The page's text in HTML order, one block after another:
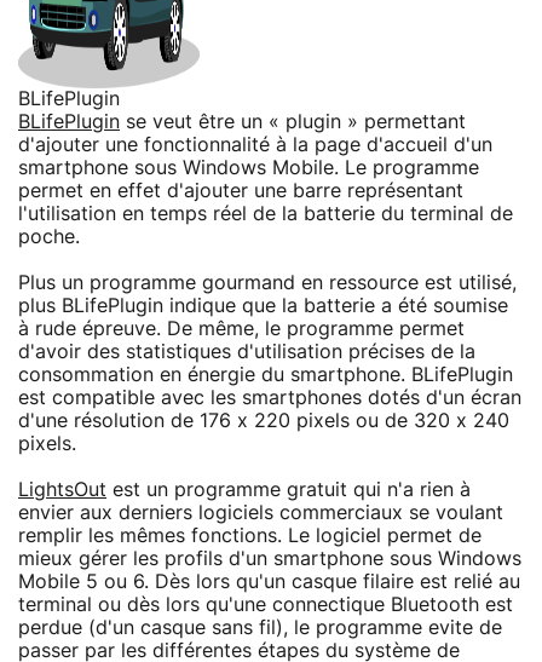
BLifePlugin
BLifePlugin se veut être un « plugin » permettant
d'ajouter une fonctionnalité à la page d'accueil d'un
smartphone sous Windows Mobile. Le programme
permet en effet d'ajouter une barre représentant
l'utilisation en temps réel de la batterie du terminal de
poche.
Plus un programme gourmand en ressource est utilisé,
plus BLifePlugin indique que la batterie a été soumise
à rude épreuve. De même, le programme permet
d'avoir des statistiques d'utilisation précises de la
consommation en énergie du smartphone. BLifePlugin
est compatible avec les smartphones dotés d'un écran
d'une résolution de 176 x 220 pixels ou de 320 x 240
pixels.
LightsOut est un programme gratuit qui n'a rien à
envier aux derniers logiciels commerciaux se voulant
remplir les mêmes fonctions. Le logiciel permet de
mieux gérer les profils d'un smartphone sous Windows
Mobile 5 ou 6. Dès lors qu'un casque filaire est relié au
terminal ou dès lors qu'une connectique Bluetooth est
perdue (d'un casque sans fil), le programme evite de
passer par les différentes étapes du système de